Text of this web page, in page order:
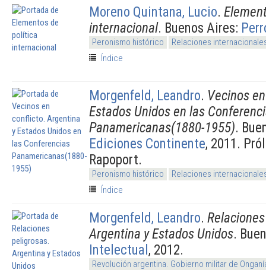
Moreno Quintana, Lucio.
internacional. Buenos Aires:
Peronismo histórico
Relaciones
Índice
Morgenfeld, Leandro. Vecinos
Estados Unidos en las
Panamericanas(1880-1955).
Ediciones Continente, 2011.
Rapoport.
Peronismo histórico
Relaciones
Índice
Morgenfeld, Leandro.
Argentina y Estados Unidos.
Intelectual, 2012.
Revolución argentina. Gobierno militar de